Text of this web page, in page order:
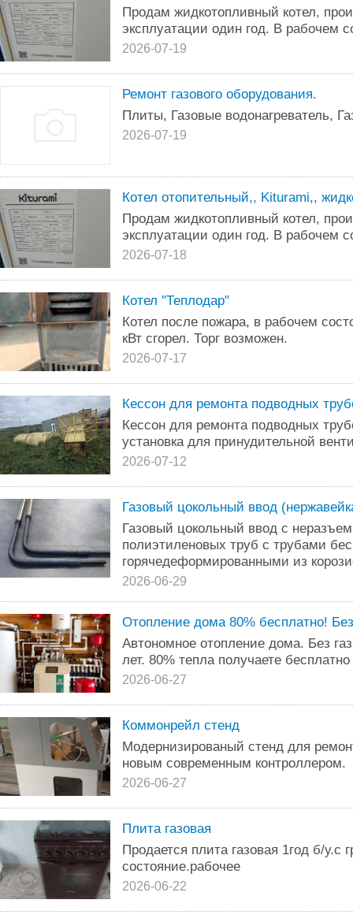
Продам жидкотопливный котел,
эксплуатации один год. В рабочем
2026-07-19
Ремонт газового оборудования.
Плиты, Газовые водонагреватель,
2026-07-19
Котел отопительный,, Kiturami,,
Продам жидкотопливный котел,
эксплуатации один год. В рабочем
2026-07-18
Котел "Теплодар"
Котел после пожара, в рабочем
кВт сгорел. Торг возможен.
2026-07-17
Кессон для ремонта подводных
Кессон для ремонта подводных
установка для принудительной
2026-07-12
Газовый цокольный ввод
Газовый цокольный ввод с
полиэтиленовых труб с трубами
горячедеформированными из
2026-06-29
Отопление дома 80% бесплатно!
Автономное отопление дома. Без
лет. 80% тепла получаете
2026-06-27
Коммонрейл стенд
Модернизированый стенд для
новым современным контроллером.
2026-06-27
Плита газовая
Продается плита газовая 1год б/у.с
состояние.рабочее
2026-06-22